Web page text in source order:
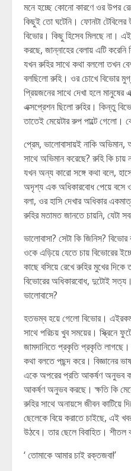
মনে হচ্ছে কোনো কারণে ওর উপর
কিছুই তো ঘটেনি। ফোনটা টেবিলের
বিভোর। কিছু হিসেব মিলছে না।
করছে, জান্নাহের বেলায় এটি
যখন রুহির সাথে কথা বললো তখন
বলছিলো রুহি। ওর চোখে বিভোর
প্রিয়জনের সাথে দেখা হলে
এক্সপ্রেশন ছিলো রুহির। কিন্তু
তাতেই মেয়েটার রুপ পাল্টে গেলো।
প্রেম, ভালোবাসায়ই নাকি
সাথে অভিমান করেছে? রুহি কি
যখন অন্য কারো সঙ্গে কথা বলে,
অদৃশ্য এক অধিকারবোধ পেয়ে বসে
বলা, ওর হাসি দেখার অধিকার
রুহির মতামত জানতে চায়নি, যেটা
ভালোবাসা? সেটা কি জিনিস?
ওকে এড়িয়ে যেতে চায় বিভোরের
কাছে বসিয়ে রেখে রুহির মুখের
বিভোরের অধিকারবোধ, দুটোই
ভালোবাসে?
হতভম্ব হয়ে গেলো বিভোর।
সাথে পরিচয় খুব সময়ের। স্ক্রিনে
জামদানিতে প্রকৃতি প্রকৃতি
কথা বলতে পছন্দ করে। বিজ্ঞানের
একে অপরের প্রতি আকর্ষণ অনুভব
আকর্ষণ অনুভব করছে। ক্ষতি কি
রুহির সাথে অনায়সে জীবন কাটিয়ে
ছেলেকে বিয়ে করাতে চাইছে, এই
উঠবে। তার ছেলে বিবাহিত।
‘ তোমাকে আমার চাই রক্তজবা!’